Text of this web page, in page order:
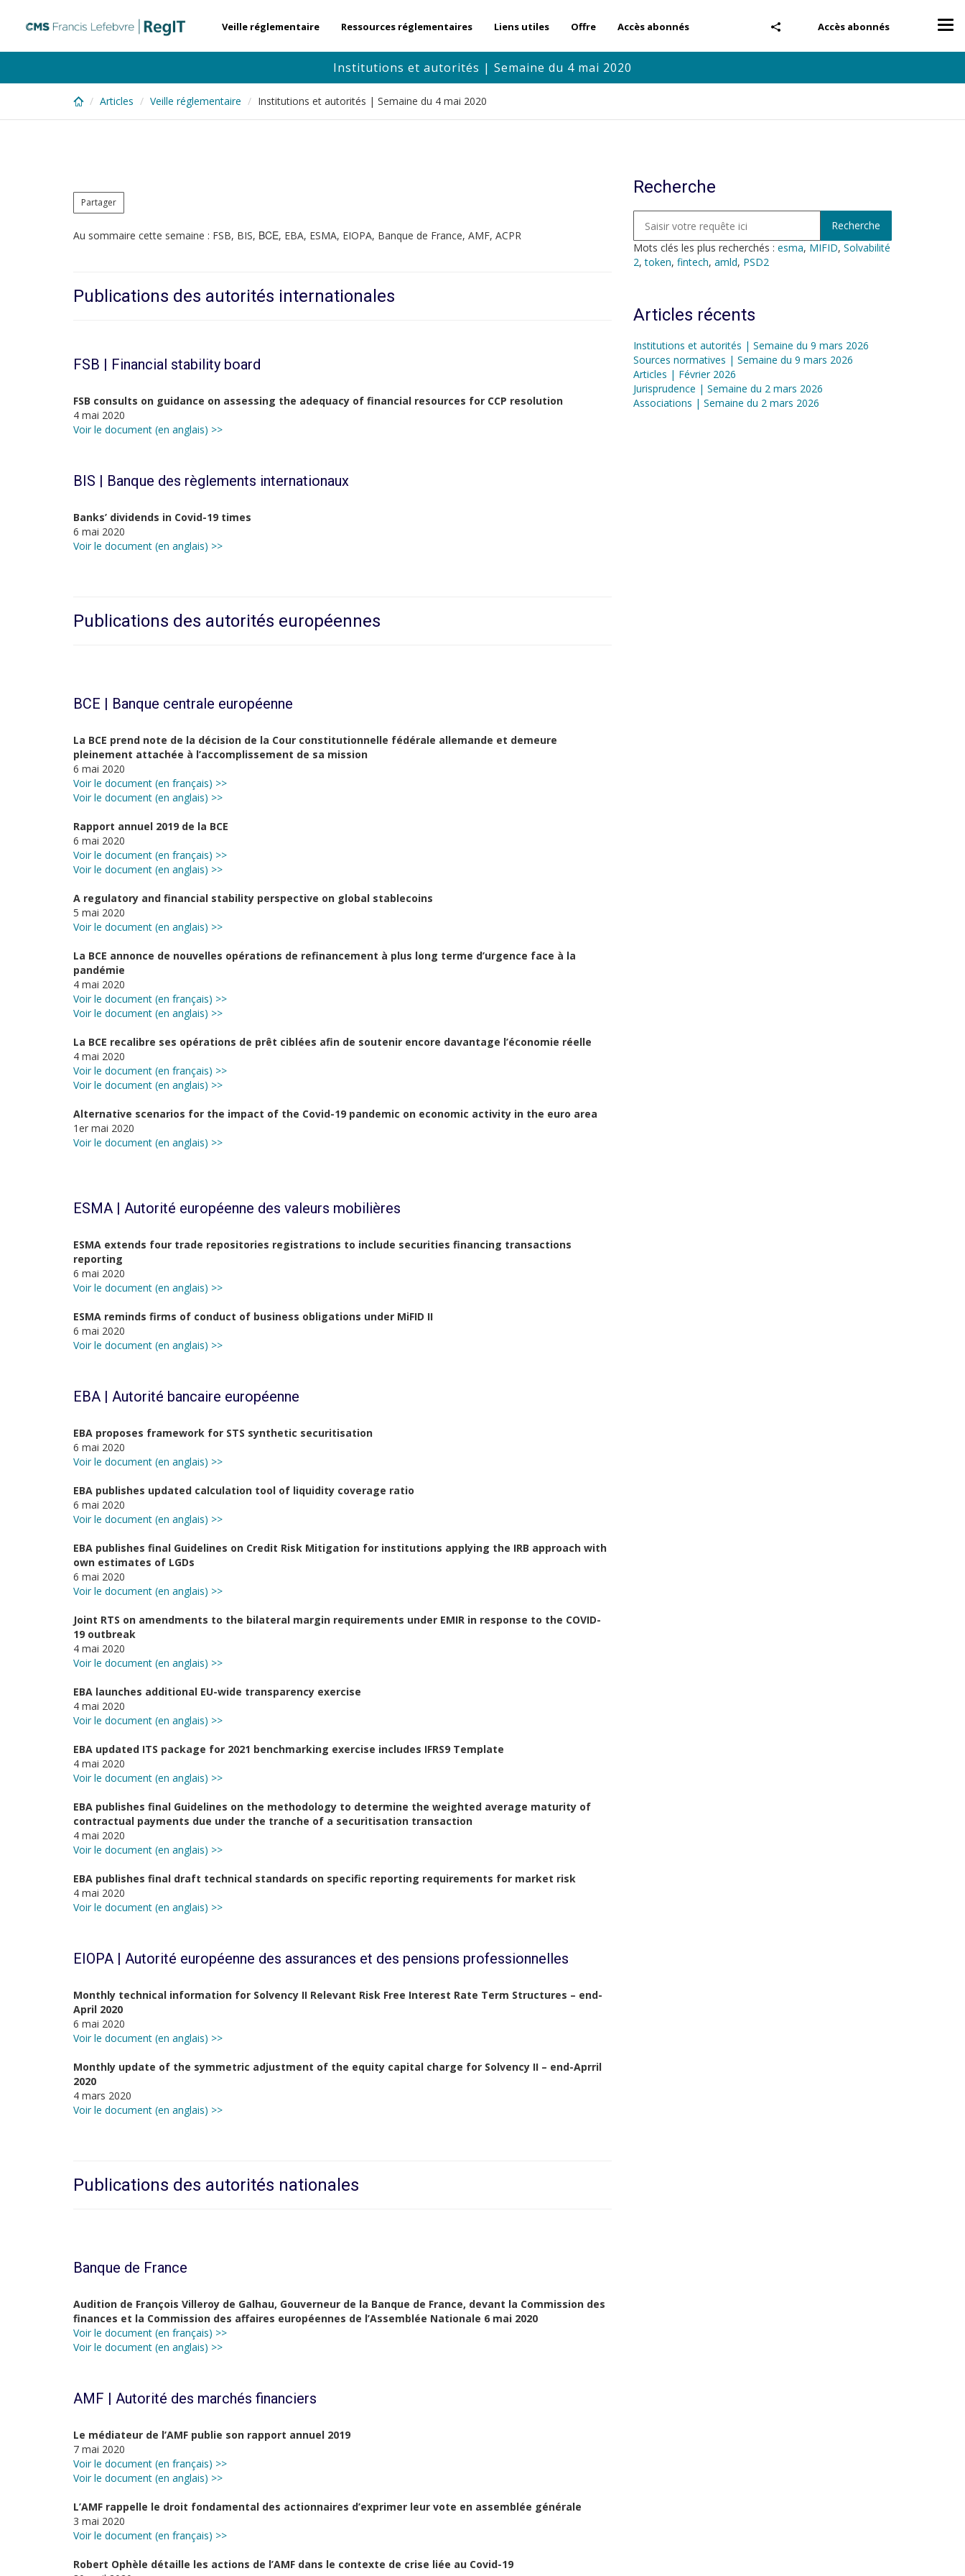
content
Accès abonnés
Veille réglementaire Ressources réglementaires Liens utiles Offre Accès abonnés
Institutions et autorités | Semaine du 4 mai 2020
Articles Veille réglementaire Institutions et autorités | Semaine du 4 mai 2020
Partager
Au sommaire cette semaine : FSB, BIS, BCE, EBA, ESMA, EIOPA, Banque de France, AMF, ACPR
Publications des autorités internationales
FSB | Financial stability board
FSB consults on guidance on assessing the adequacy of financial resources for CCP resolution
4 mai 2020
Voir le document (en anglais) >>
BIS | Banque des règlements internationaux
Banks’ dividends in Covid-19 times
6 mai 2020
Voir le document (en anglais) >>
Publications des autorités européennes
BCE | Banque centrale européenne
La BCE prend note de la décision de la Cour constitutionnelle fédérale allemande et demeure
pleinement attachée à l’accomplissement de sa mission
6 mai 2020
Voir le document (en français) >>
Voir le document (en anglais) >>
Rapport annuel 2019 de la BCE
6 mai 2020
Voir le document (en français) >>
Voir le document (en anglais) >>
A regulatory and financial stability perspective on global stablecoins
5 mai 2020
Voir le document (en anglais) >>
La BCE annonce de nouvelles opérations de refinancement à plus long terme d’urgence face à la
pandémie
4 mai 2020
Voir le document (en français) >>
Voir le document (en anglais) >>
La BCE recalibre ses opérations de prêt ciblées afin de soutenir encore davantage l’économie réelle
4 mai 2020
Voir le document (en français) >>
Voir le document (en anglais) >>
Alternative scenarios for the impact of the Covid-19 pandemic on economic activity in the euro area
1er mai 2020
Voir le document (en anglais) >>
ESMA | Autorité européenne des valeurs mobilières
ESMA extends four trade repositories registrations to include securities financing transactions
reporting
6 mai 2020
Voir le document (en anglais) >>
ESMA reminds firms of conduct of business obligations under MiFID II
6 mai 2020
Voir le document (en anglais) >>
EBA | Autorité bancaire européenne
EBA proposes framework for STS synthetic securitisation
6 mai 2020
Voir le document (en anglais) >>
EBA publishes updated calculation tool of liquidity coverage ratio
6 mai 2020
Voir le document (en anglais) >>
EBA publishes final Guidelines on Credit Risk Mitigation for institutions applying the IRB approach with
own estimates of LGDs
6 mai 2020
Voir le document (en anglais) >>
Joint RTS on amendments to the bilateral margin requirements under EMIR in response to the COVID-
19 outbreak
4 mai 2020
Voir le document (en anglais) >>
EBA launches additional EU-wide transparency exercise
4 mai 2020
Voir le document (en anglais) >>
EBA updated ITS package for 2021 benchmarking exercise includes IFRS9 Template
4 mai 2020
Voir le document (en anglais) >>
EBA publishes final Guidelines on the methodology to determine the weighted average maturity of
contractual payments due under the tranche of a securitisation transaction
4 mai 2020
Voir le document (en anglais) >>
EBA publishes final draft technical standards on specific reporting requirements for market risk
4 mai 2020
Voir le document (en anglais) >>
EIOPA | Autorité européenne des assurances et des pensions professionnelles
Monthly technical information for Solvency II Relevant Risk Free Interest Rate Term Structures – end-
April 2020
6 mai 2020
Voir le document (en anglais) >>
Monthly update of the symmetric adjustment of the equity capital charge for Solvency II – end-Aprril
2020
4 mars 2020
Voir le document (en anglais) >>
Publications des autorités nationales
Banque de France
Audition de François Villeroy de Galhau, Gouverneur de la Banque de France, devant la Commission des
finances et la Commission des affaires européennes de l’Assemblée Nationale 6 mai 2020
Voir le document (en français) >>
Voir le document (en anglais) >>
AMF | Autorité des marchés financiers
Le médiateur de l’AMF publie son rapport annuel 2019
7 mai 2020
Voir le document (en français) >>
Voir le document (en anglais) >>
L’AMF rappelle le droit fondamental des actionnaires d’exprimer leur vote en assemblée générale
3 mai 2020
Voir le document (en français) >>
Robert Ophèle détaille les actions de l’AMF dans le contexte de crise liée au Covid-19
Recherche
Mots clés les plus recherchés : esma, MIFID, Solvabilité
2,token, fintech, amld, PSD2
Articles récents
Institutions et autorités | Semaine du 9 mars 2026
Sources normatives | Semaine du 9 mars 2026
Articles | Février 2026
Jurisprudence | Semaine du 2 mars 2026
Associations | Semaine du 2 mars 2026